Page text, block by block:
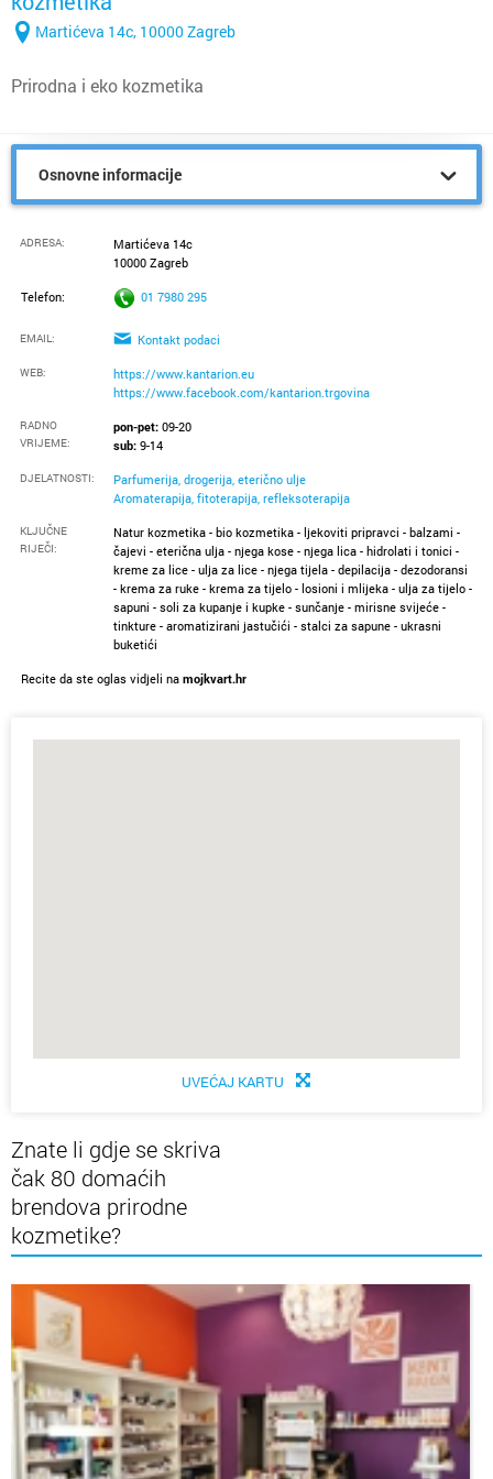
Martićeva 14c, 10000 Zagreb
Prirodna i eko kozmetika
Osnovne informacije
ADRESA:
Martićeva 14c
10000 Zagreb
Telefon: 01 7980 295
EMAIL: Kontakt podaci
WEB:
https://www.kantarion.eu
https://www.facebook.com/kantarion.trgovina
RADNO
VRIJEME:
pon-pet:09-20
sub:9-14
DJELATNOSTI:
Parfumerija, drogerija, eterično ulje
Aromaterapija, fitoterapija, refleksoterapija
KLJUČNE
RIJEČI:
Natur kozmetika - bio kozmetika - ljekoviti pripravci - balzami -
čajevi - eterična ulja - njega kose - njega lica - hidrolati i tonici -
kreme za lice - ulja za lice - njega tijela - depilacija - dezodoransi
- krema za ruke - krema za tijelo - losioni i mlijeka - ulja za tijelo -
sapuni - soli za kupanje i kupke - sunčanje - mirisne svijeće -
tinkture - aromatizirani jastučići - stalci za sapune - ukrasni
buketići
Recite da ste oglas vidjeli na mojkvart.hr
UVEĆAJ KARTU
Znate li gdje se skriva
čak 80 domaćih
brendova prirodne
kozmetike?